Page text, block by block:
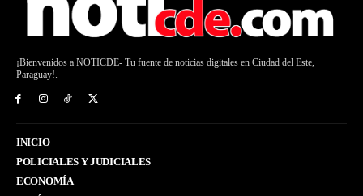
¡Bienvenidos a NOTICDE- Tu fuente de noticias digitales en Ciudad del Este,
Paraguay!.
INICIO
POLICIALES Y JUDICIALES
ECONOMÍA